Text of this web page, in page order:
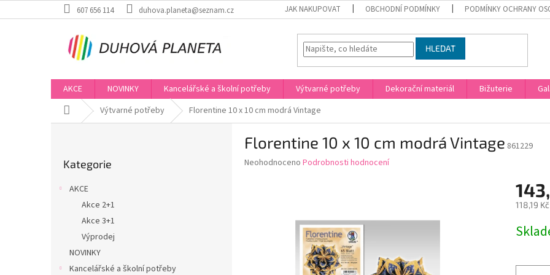
na
607 656 114 duhova.planeta@seznam.cz JAK NAKUPOVAT OBCHODNÍ PODMÍNKY PODMÍNKY OCHRANY
HLEDAT
AKCE NOVINKY Kancelářské a školní potřeby Výtvarné potřeby Dekorační materiál Bižuterie
Domů Výtvarné potřeby Florentine 10 x 10 cm modrá Vintage
kategorie
Kategorie
AKCE
Akce 2+1
Akce 3+1
Výprodej
NOVINKY
Kancelářské a školní potřeby
Florentine 10 x 10 cm modrá Vintage 861229
Průměrné
Neohodnoceno Podrobnosti hodnocení
118,19
cena: